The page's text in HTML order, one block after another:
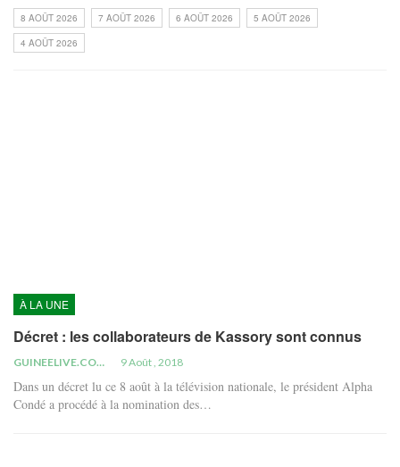
8 AOÛT 2026 7 AOÛT 2026 6 AOÛT 2026
5 AOÛT 2026
4 AOÛT 2026
À LA UNE
Décret : les collaborateurs de Kassory sont connus
GUINEELIVE.COM 9 Août , 2018
Dans un décret lu ce 8 août à la télévision nationale, le président Alpha
Condé a procédé à la nomination des…